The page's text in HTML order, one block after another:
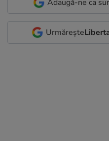
Adaugă-ne ca
Urmărește